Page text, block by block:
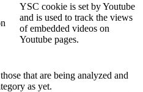
YSC cookie is set by Youtube
and is used to track the views
of embedded videos on
Youtube pages.
that are being analyzed and
as yet.